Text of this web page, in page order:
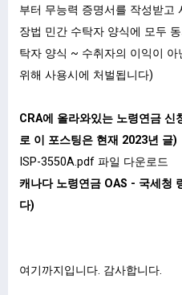
부터 무능력 증명서를 작성받고
장법 민간 수탁자 양식에 모두
탁자 양식 ~ 수취자의 이익이
위해 사용시에 처벌됩니다)
CRA에 올라와있는 노령연금
로 이 포스팅은 현재 2023년 글)
ISP-3550A.pdf 파일 다운로드
캐나다 노령연금 OAS - 국세청
다)
여기까지입니다. 감사합니다.